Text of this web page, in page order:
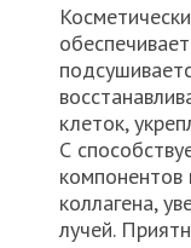
клеток,
С
компонентов
коллагена,
лучей.